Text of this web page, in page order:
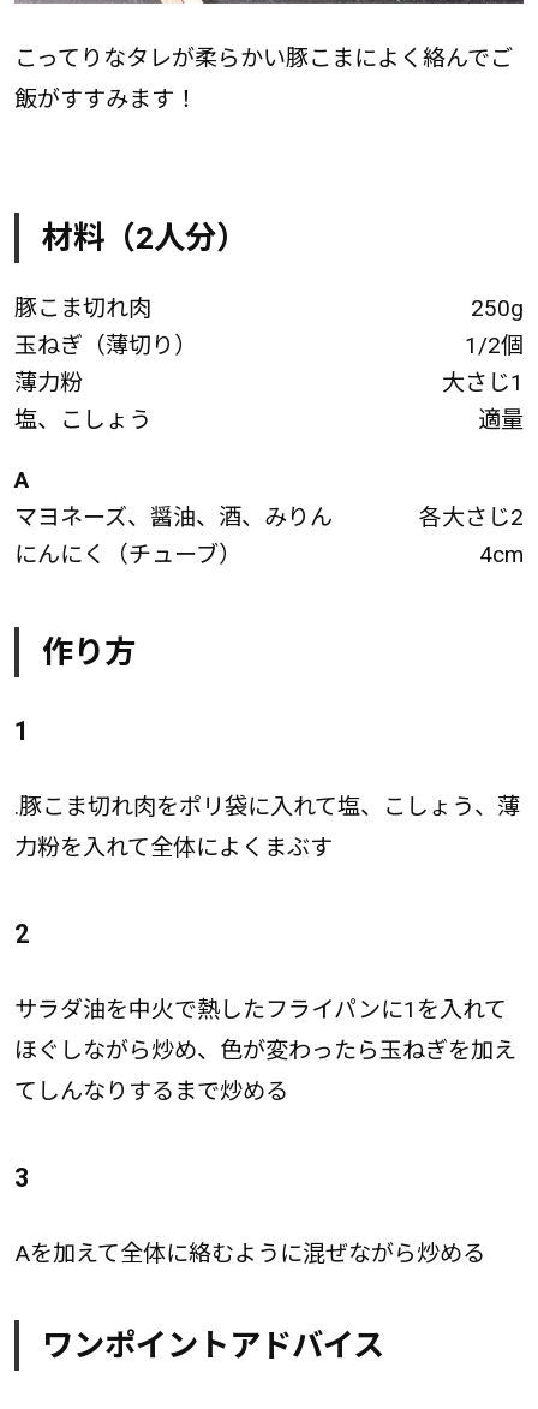
こってりなタレが柔らかい豚こまによく絡んでご
飯がすすみます！
材料（2人分）
豚こま切れ肉
250g
玉ねぎ（薄切り）
1/2個
薄力粉
大さじ1
塩、こしょう
適量
A
マヨネーズ、醤油、酒、みりん
各大さじ2
にんにく（チューブ）
4cm
作り方
1
.豚こま切れ肉をポリ袋に入れて塩、こしょう、薄
力粉を入れて全体によくまぶす
2
サラダ油を中火で熱したフライパンに1を入れて
ほぐしながら炒め、色が変わったら玉ねぎを加え
てしんなりするまで炒める
3
Aを加えて全体に絡むように混ぜながら炒める
ワンポイントアドバイス